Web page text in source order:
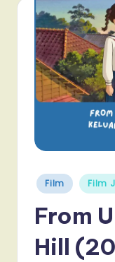
Posted
in
Film Film
From
Hill